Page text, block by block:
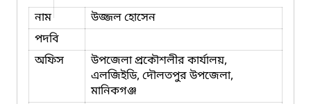
নাম
উজ্জল হোসেন
পদবি
অফিস
উপজেলা প্রকৌশলীর কার্যালয়,
এলজিইডি, দৌলতপুর উপজেলা,
মানিকগঞ্জ